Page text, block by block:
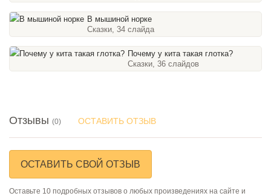
В мышиной норке
Сказки, 34 слайда
Почему у кита такая глотка?
Сказки, 36 слайдов
Отзывы (0) ОСТАВИТЬ ОТЗЫВ
ОСТАВИТЬ СВОЙ ОТЗЫВ
Оставьте 10 подробных отзывов о любых произведениях на сайте и